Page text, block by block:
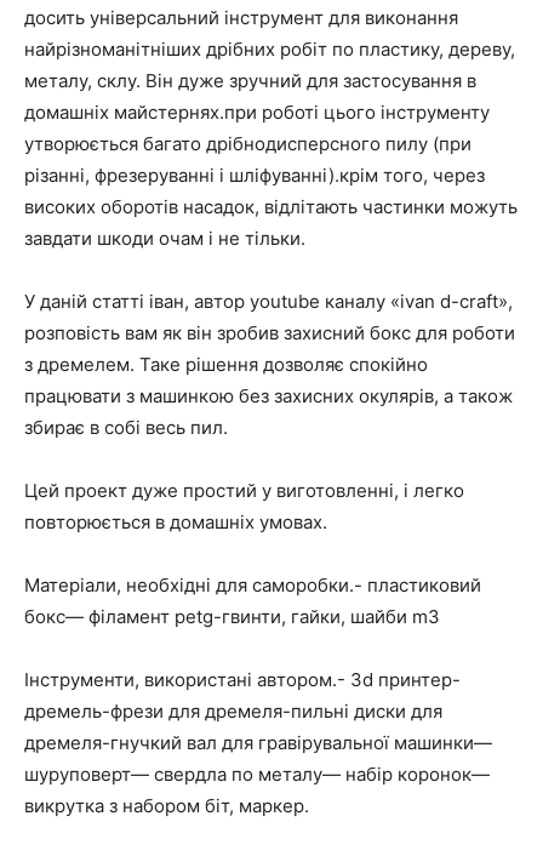
досить універсальний інструмент для виконання
найрізноманітніших дрібних робіт по пластику, дереву,
металу, склу. Він дуже зручний для застосування в
домашніх майстернях.при роботі цього інструменту
утворюється багато дрібнодисперсного пилу (при
різанні, фрезеруванні і шліфуванні).крім того, через
високих оборотів насадок, відлітають частинки можуть
завдати шкоди очам і не тільки.
У даній статті іван, автор youtube каналу «ivan d-craft»,
розповість вам як він зробив захисний бокс для роботи
з дремелем. Таке рішення дозволяє спокійно
працювати з машинкою без захисних окулярів, а також
збирає в собі весь пил.
Цей проект дуже простий у виготовленні, і легко
повторюється в домашніх умовах.
Матеріали, необхідні для саморобки.- пластиковий
бокс— філамент petg-гвинти, гайки, шайби m3
Інструменти, використані автором.- 3d принтер-
дремель-фрези для дремеля-пильні диски для
дремеля-гнучкий вал для гравірувальної машинки—
шуруповерт— свердла по металу— набір коронок—
викрутка з набором біт, маркер.